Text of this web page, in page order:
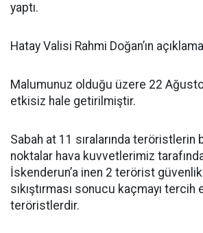
yaptı.
Hatay Valisi Rahmi Doğan’ın
Malumunuz olduğu üzere 22
etkisiz hale getirilmiştir.
Sabah at 11 sıralarında teröristlerin
noktalar hava kuvvetlerimiz
İskenderun’a inen 2 terörist
sıkıştırması sonucu kaçmayı tercih
teröristlerdir.